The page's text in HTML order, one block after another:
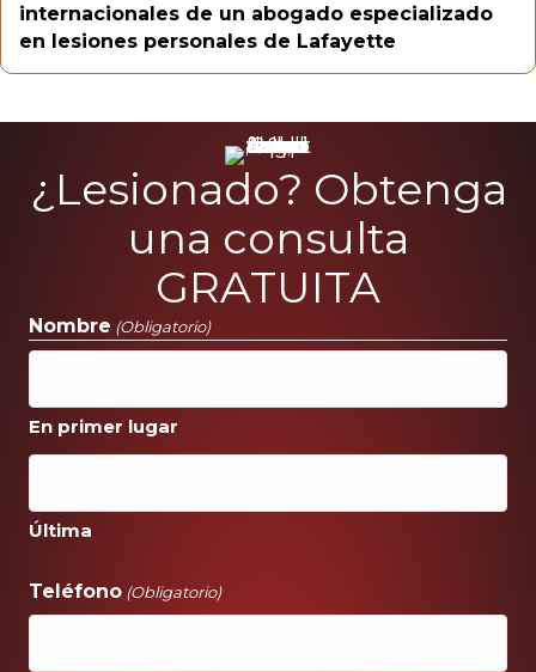
internacionales de un abogado especializado
en lesiones personales de Lafayette
¿Lesionado? Obtenga
una consulta
GRATUITA
Nombre (Obligatorio)
En primer lugar
Última
Teléfono (Obligatorio)